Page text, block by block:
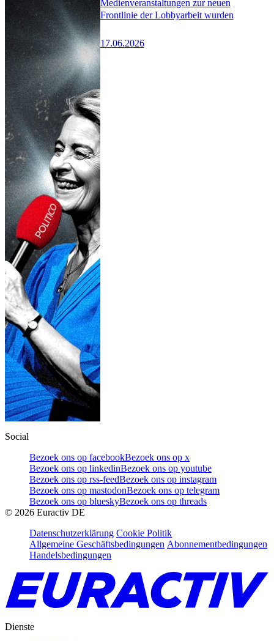
Medienveranstaltungen zur neuen
Frontlinie der Lobbyarbeit wurden
17.06.2026
Social
Bezoek ons op facebookBezoek ons op x
Bezoek ons op linkedinBezoek ons op youtube
Bezoek ons op rss-feedBezoek ons op instagram
Bezoek ons op mastodonBezoek ons op telegram
Bezoek ons op blueskyBezoek ons op threads
© 2026 Euractiv DE
Datenschutzerklärung Cookie Politik
Allgemeine Geschäftsbedingungen Abonnementbedingungen
Handelsbedingungen
Dienste